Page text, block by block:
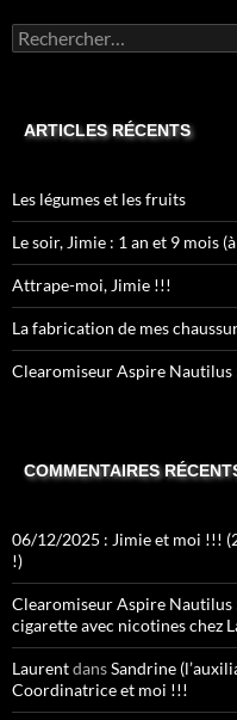
Rechercher :
ARTICLES RÉCENTS
Les légumes et les fruits
Le soir, Jimie : 1 an et 9 mois
Attrape-moi, Jimie !!!
La fabrication de mes
Clearomiseur Aspire Nautilus
COMMENTAIRES
06/12/2025 : Jimie et moi !!!
!)
Clearomiseur Aspire Nautilus
cigarette avec nicotines chez
LaurentdansSandrine
Coordinatrice et moi !!!